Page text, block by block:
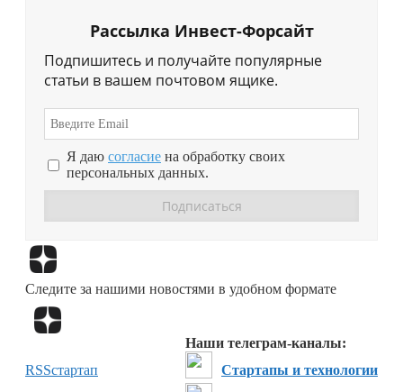
Рассылка Инвест-Форсайт
Подпишитесь и получайте популярные
статьи в вашем почтовом ящике.
Я даю согласие на обработку своих
персональных данных.
Следите за нашими новостями в удобном формате
Наши телеграм-каналы:
Стартапы и технологии
RSSстартап